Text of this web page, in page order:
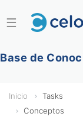
☰
Base de
Inicio
Tasks
Conceptos